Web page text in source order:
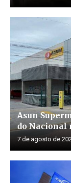
Asun
do Nacional
7 de agosto de